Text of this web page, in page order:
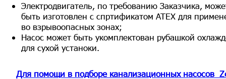
Электродвигатель, по требованию Заказчика,
быть изготовлен с спртификатом ATEX для
во взрывоопасных зонах;
Насос может быть укомплектован рубашкой
для сухой устаноки.
Для помощи в подборе канализационных насосов